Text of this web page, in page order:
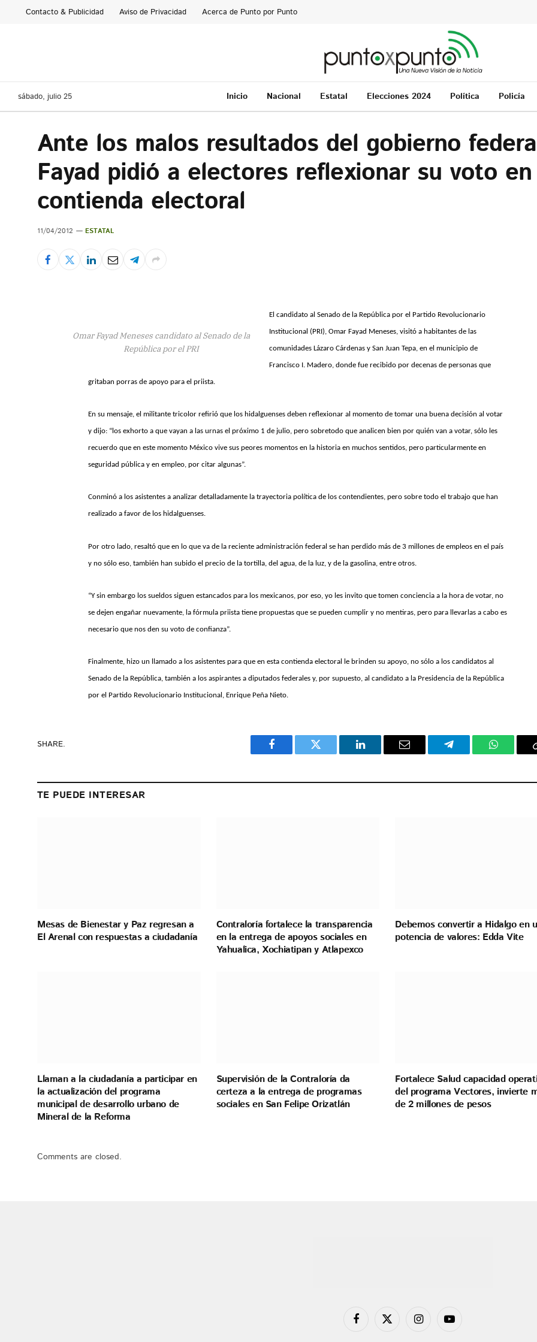
Contacto & Publicidad Aviso de Privacidad Acerca de Punto por Punto
sábado, julio 25 Inicio Nacional Estatal Elecciones 2024 Política Policía
Ante los malos resultados del gobierno
Fayad pidió a electores reflexionar su voto
contienda electoral
11/04/2012 ESTATAL
Omar Fayad Meneses candidato al Senado de la
República por el PRI
El candidato al Senado de la República por el Partido Revolucionario
Institucional (PRI), Omar Fayad Meneses, visitó a habitantes de las
comunidades Lázaro Cárdenas y San Juan Tepa, en el municipio de
Francisco I. Madero, donde fue recibido por decenas de personas que
gritaban porras de apoyo para el priista.
En su mensaje, el militante tricolor refirió que los hidalguenses deben reflexionar al momento de tomar una buena decisión al votar
y dijo: “los exhorto a que vayan a las urnas el próximo 1 de julio, pero sobretodo que analicen bien por quién van a votar, sólo les
recuerdo que en este momento México vive sus peores momentos en la historia en muchos sentidos, pero particularmente en
seguridad pública y en empleo, por citar algunas”.
Conminó a los asistentes a analizar detalladamente la trayectoria política de los contendientes, pero sobre todo el trabajo que han
realizado a favor de los hidalguenses.
Por otro lado, resaltó que en lo que va de la reciente administración federal se han perdido más de 3 millones de empleos en el país
y no sólo eso, también han subido el precio de la tortilla, del agua, de la luz, y de la gasolina, entre otros.
“Y sin embargo los sueldos siguen estancados para los mexicanos, por eso, yo les invito que tomen conciencia a la hora de votar, no
se dejen engañar nuevamente, la fórmula priista tiene propuestas que se pueden cumplir y no mentiras, pero para llevarlas a cabo es
necesario que nos den su voto de confianza”.
Finalmente, hizo un llamado a los asistentes para que en esta contienda electoral le brinden su apoyo, no sólo a los candidatos al
Senado de la República, también a los aspirantes a diputados federales y, por supuesto, al candidato a la Presidencia de la República
por el Partido Revolucionario Institucional, Enrique Peña Nieto.
SHARE.
Facebook Twitter LinkedIn Email Telegram
TE PUEDE INTERESAR
Mesas de Bienestar y Paz regresan a
El Arenal con respuestas a ciudadanía
Contraloría fortalece la transparencia
en la entrega de apoyos sociales en
Yahualica, Xochiatipan y Atlapexco
Debemos convertir a Hidalgo en
potencia de valores: Edda Vite
Llaman a la ciudadanía a participar en
la actualización del programa
municipal de desarrollo urbano de
Mineral de la Reforma
Supervisión de la Contraloría da
certeza a la entrega de programas
sociales en San Felipe Orizatlán
Fortalece Salud capacidad
del programa Vectores, invierte
de 2 millones de pesos
Comments are closed.
FacebookX
InstagramYouTube